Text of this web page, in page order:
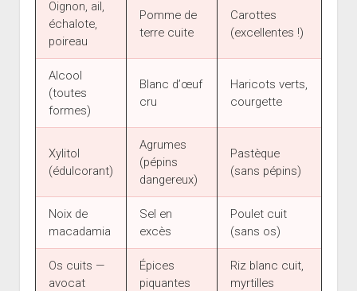
Oignon, ail,
échalote,
poireau
Pomme de
terre cuite
Carottes
(excellentes !)
Alcool
(toutes
formes)
Blanc d’œuf
cru
Haricots verts,
courgette
Xylitol
(édulcorant)
Agrumes
(pépins
dangereux)
Pastèque
(sans pépins)
Noix de
macadamia
Sel en
excès
Poulet cuit
(sans os)
Os cuits —
avocat
Épices
piquantes
Riz blanc cuit,
myrtilles